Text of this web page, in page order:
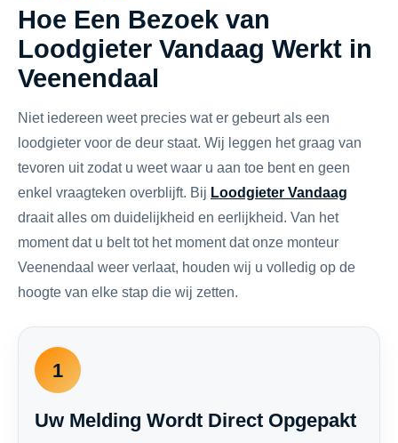
Hoe Een Bezoek van
Loodgieter Vandaag Werkt in
Veenendaal
Niet iedereen weet precies wat er gebeurt als een
loodgieter voor de deur staat. Wij leggen het graag van
tevoren uit zodat u weet waar u aan toe bent en geen
enkel vraagteken overblijft. Bij Loodgieter Vandaag
draait alles om duidelijkheid en eerlijkheid. Van het
moment dat u belt tot het moment dat onze monteur
Veenendaal weer verlaat, houden wij u volledig op de
hoogte van elke stap die wij zetten.
1
Uw Melding Wordt Direct Opgepakt